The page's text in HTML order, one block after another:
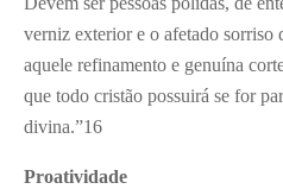
verniz exterior e o afetado sorriso
aquele refinamento e genuína
que todo cristão possuirá se for
divina.”16
Proatividade